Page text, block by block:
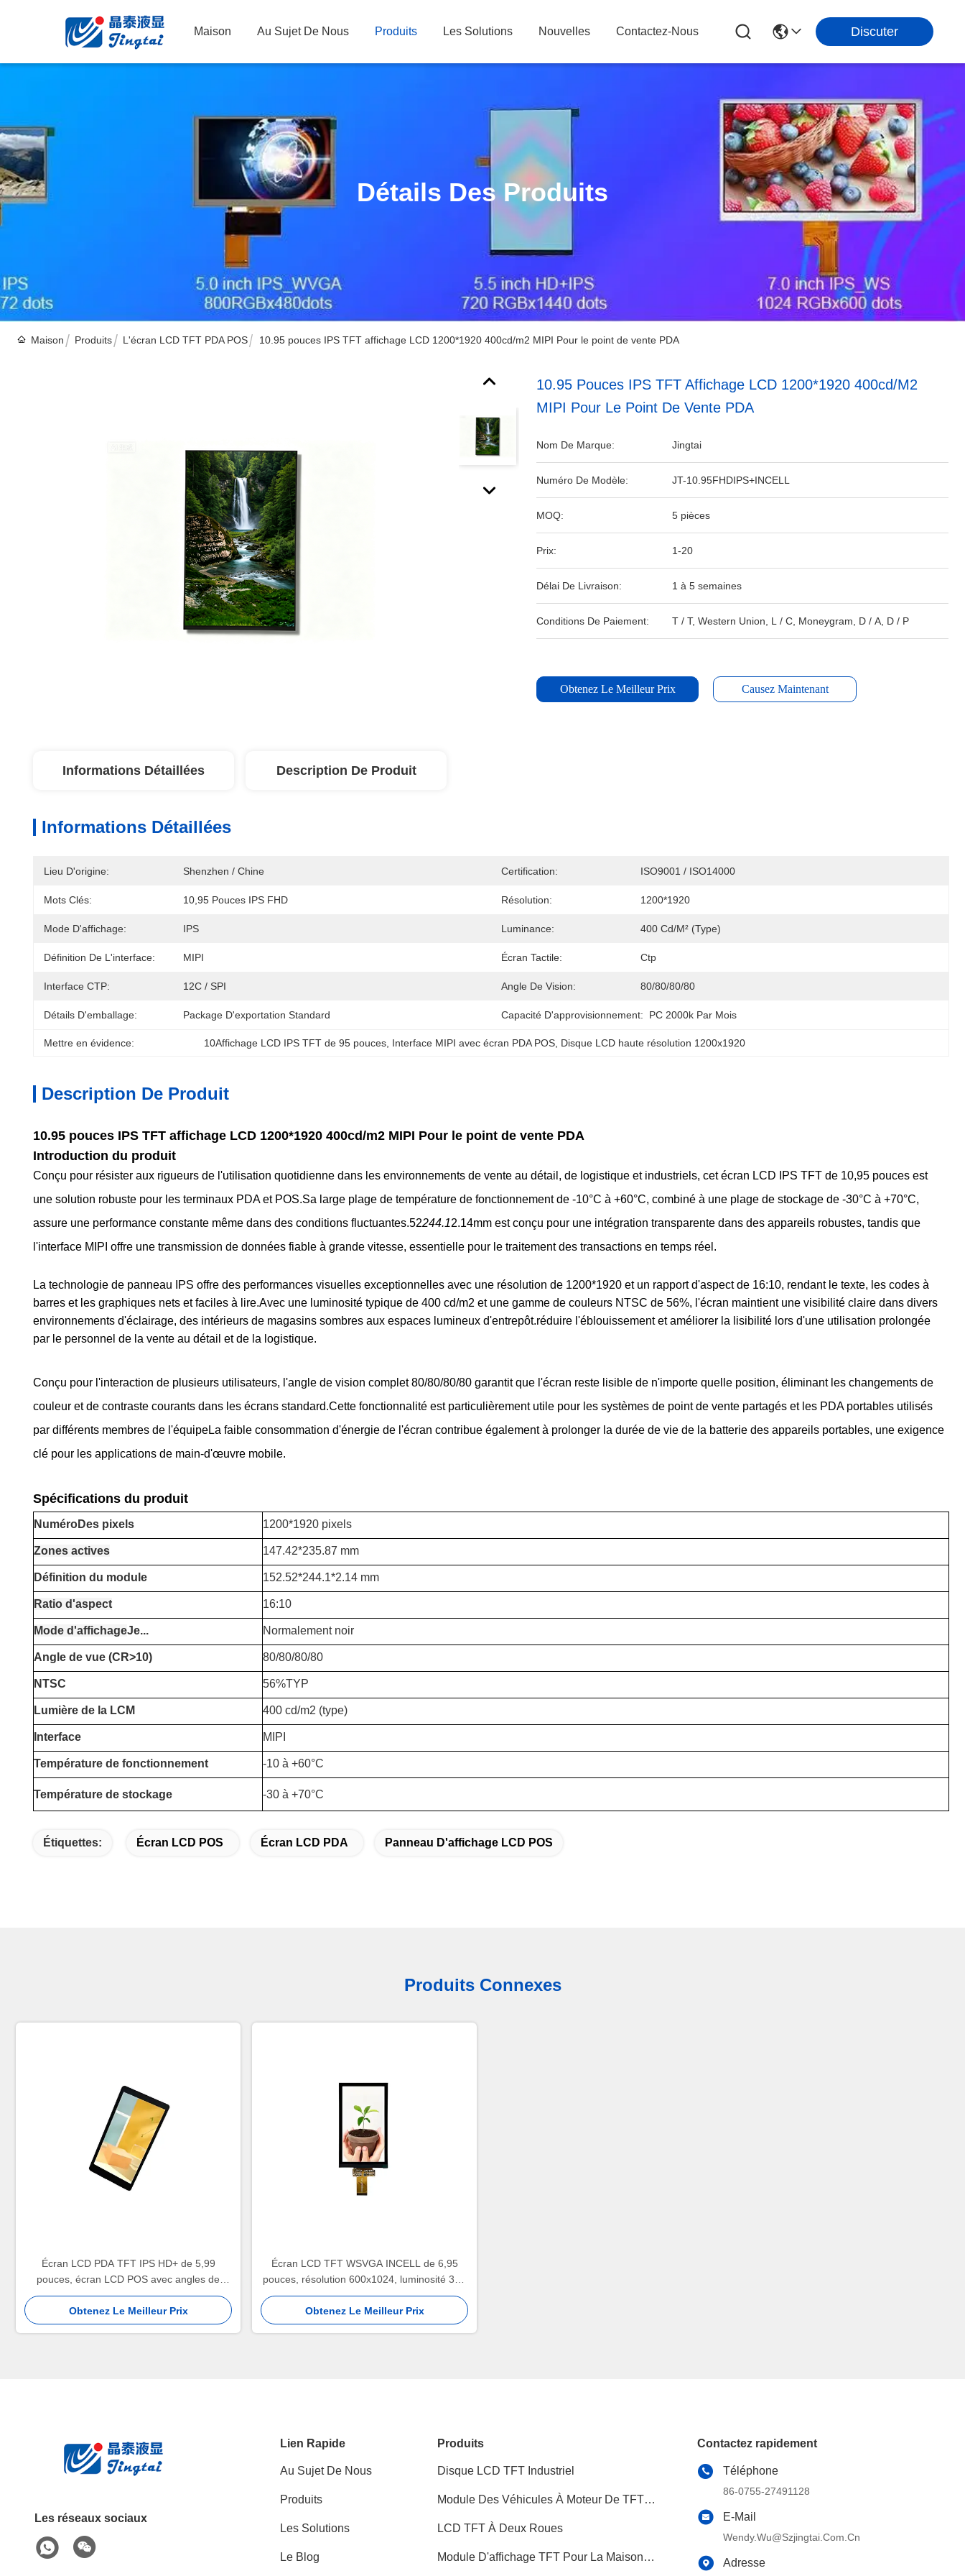
Maison Au Sujet De Nous Produits Les Solutions Nouvelles Contactez-Nous Discuter
Détails Des Produits
Maison Produits L'écran LCD TFT PDA POS 10.95 pouces IPS TFT affichage LCD 1200*1920 400cd/m2 MIPI Pour le point de vente PDA
10.95 Pouces IPS TFT Affichage LCD 1200*1920 400cd/m2
MIPI Pour Le Point De Vente PDA
Nom De Marque: Jingtai
Numéro De Modèle: JT-10.95FHDIPS+INCELL
MOQ: 5 pièces
Prix: 1-20
Délai De Livraison: 1 à 5 semaines
Conditions De Paiement: T / T, Western Union, L / C, Moneygram, D / A, D / P
Obtenez Le Meilleur Prix Causez Maintenant
Informations Détaillées Description De Produit
Informations Détaillées
Lieu D'origine: Shenzhen / Chine Certification: ISO9001 / ISO14000
Mots Clés: 10,95 Pouces IPS FHD Résolution: 1200*1920
Mode D'affichage: IPS Luminance: 400 Cd/m² (type)
Définition De L'interface: MIPI Écran Tactile: Ctp
Interface CTP: 12C / SPI Angle De Vision: 80/80/80/80
Détails D'emballage: Package D'exportation Standard Capacité D'approvisionnement: PC 2000k Par Mois
Mettre en évidence: 10Affichage LCD IPS TFT de 95 pouces Interface MIPI avec écran PDA POS Disque LCD haute résolution 1200x1920
Description De Produit
10.95 pouces IPS TFT affichage LCD 1200*1920 400cd/m2 MIPI Pour le point de vente PDA
Introduction du produit
Conçu pour résister aux rigueurs de l'utilisation quotidienne dans les environnements de vente au détail, de logistique et industriels, cet écran LCD IPS TFT de 10,95 pouces est
une solution robuste pour les terminaux PDA et POS.Sa large plage de température de fonctionnement de -10°C à +60°C, combiné à une plage de stockage de -30°C à +70°C,
assure une performance constante même dans des conditions fluctuantes.52244.12.14mm est conçu pour une intégration transparente dans des appareils robustes, tandis que
l'interface MIPI offre une transmission de données fiable à grande vitesse, essentielle pour le traitement des transactions en temps réel.
La technologie de panneau IPS offre des performances visuelles exceptionnelles avec une résolution de 1200*1920 et un rapport d'aspect de 16:10, rendant le texte, les codes à
barres et les graphiques nets et faciles à lire.Avec une luminosité typique de 400 cd/m2 et une gamme de couleurs NTSC de 56%, l'écran maintient une visibilité claire dans divers
environnements d'éclairage, des intérieurs de magasins sombres aux espaces lumineux d'entrepôt.réduire l'éblouissement et améliorer la lisibilité lors d'une utilisation prolongée
par le personnel de la vente au détail et de la logistique.
Conçu pour l'interaction de plusieurs utilisateurs, l'angle de vision complet 80/80/80/80 garantit que l'écran reste lisible de n'importe quelle position, éliminant les changements de
couleur et de contraste courants dans les écrans standard.Cette fonctionnalité est particulièrement utile pour les systèmes de point de vente partagés et les PDA portables utilisés
par différents membres de l'équipeLa faible consommation d'énergie de l'écran contribue également à prolonger la durée de vie de la batterie des appareils portables, une exigence
clé pour les applications de main-d'œuvre mobile.
Spécifications du produit
NuméroDes pixels 1200*1920 pixels
Zones actives 147.42*235.87 mm
Définition du module 152.52*244.1*2.14 mm
Ratio d'aspect 16:10
Mode d'affichageJe... Normalement noir
Angle de vue (CR>10) 80/80/80/80
NTSC 56%TYP
Lumière de la LCM 400 cd/m2 (type)
Interface MIPI
Température de fonctionnement -10 à +60°C
Température de stockage -30 à +70°C
Étiquettes: Écran LCD POS Écran LCD PDA Panneau D'affichage LCD POS
Produits Connexes
Écran LCD PDA TFT IPS HD+ de 5,99
pouces, écran LCD POS avec angles de
vision larges
Obtenez Le Meilleur Prix
Écran LCD TFT WSVGA INCELL de 6,95
pouces, résolution 600x1024, luminosité 380
cd/m2
Obtenez Le Meilleur Prix
Les réseaux sociaux
Lien Rapide
Au Sujet De Nous
Produits
Les Solutions
Le Blog
Produits
Disque LCD TFT Industriel
Module Des Véhicules À Moteur De TFT
LCD TFT À Deux Roues
Module D'affichage TFT Pour La Maison
Contactez rapidement
Téléphone
86-0755-27491128
E-Mail
Wendy.wu@szjingtai.com.cn
Adresse